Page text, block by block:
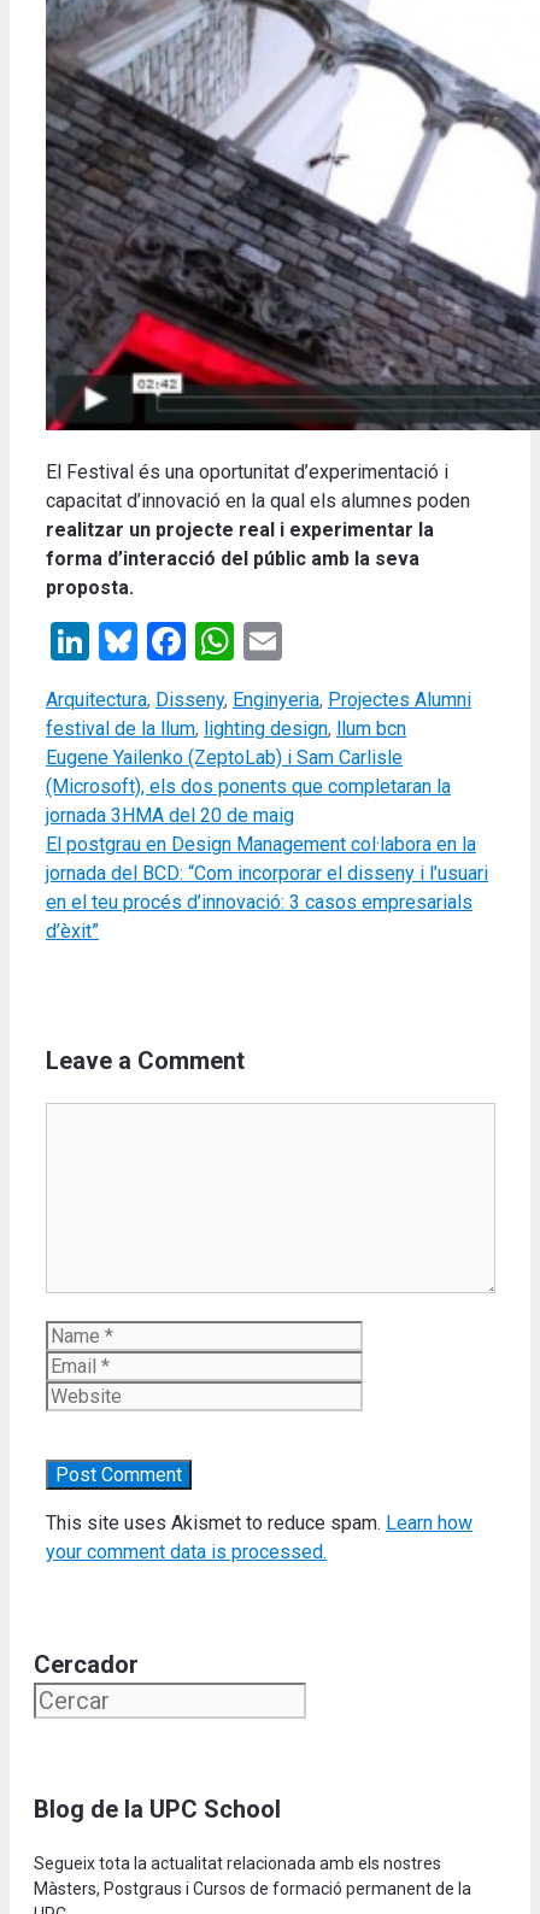
El Festival és una oportunitat d’experimentació i
capacitat d’innovació en la qual els alumnes poden
realitzar un projecte real i experimentar la
forma d’interacció del públic amb la seva
proposta.
LinkedIn
Bluesky
Facebook
WhatsApp
Categories
Arquitectura, Disseny, Enginyeria, Projectes AlumniTags
festival de la llum, lighting design,
llum bcn
Eugene Yailenko (ZeptoLab) i Sam Carlisle
(Microsoft), els dos ponents que completaran la
jornada 3HMA del 20 de maig
El postgrau en Design Management col·labora en la
jornada del BCD: “Com incorporar el disseny i l’usuari
en el teu procés d’innovació: 3 casos empresarials
d’èxit”
Leave a Comment
Name
This site uses Akismet to reduce spam. Learn how
your comment data is processed.
Cercador
Blog de la UPC School
Segueix tota la actualitat relacionada amb els nostres
Màsters, Postgraus i Cursos de formació permanent de la